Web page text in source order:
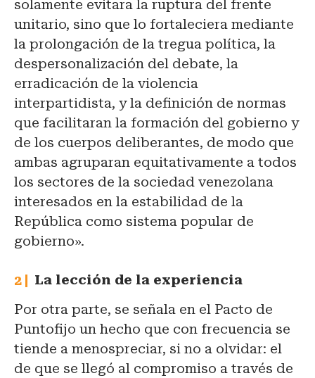
solamente evitara la ruptura del frente
unitario, sino que lo fortaleciera mediante
la prolongación de la tregua política, la
despersonalización del debate, la
erradicación de la violencia
interpartidista, y la definición de normas
que facilitaran la formación del gobierno y
de los cuerpos deliberantes, de modo que
ambas agruparan equitativamente a todos
los sectores de la sociedad venezolana
interesados en la estabilidad de la
República como sistema popular de
gobierno».
La lección de la experiencia
Por otra parte, se señala en el Pacto de
Puntofijo un hecho que con frecuencia se
tiende a menospreciar, si no a olvidar: el
de que se llegó al compromiso a través de